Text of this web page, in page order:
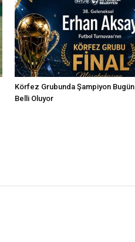
Körfez Grubunda Şampiyon Bugün
Belli Oluyor